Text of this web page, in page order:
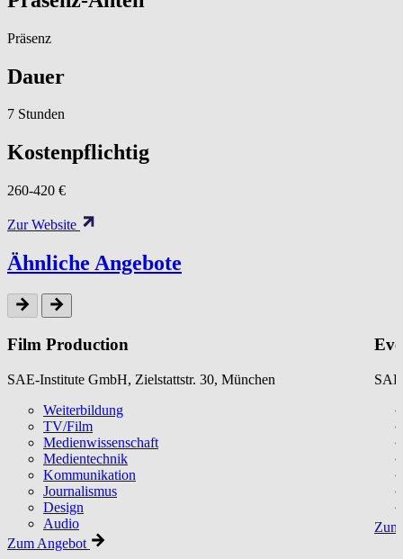
Präsenz
Dauer
7 Stunden
Kostenpflichtig
260-420 €
Zur Website
Ähnliche Angebote
Film Production
SAE-Institute GmbH, Zielstattstr. 30, München
Weiterbildung
TV/Film
Medienwissenschaft
Medientechnik
Kommunikation
Journalismus
Design
Audio
Zum Angebot